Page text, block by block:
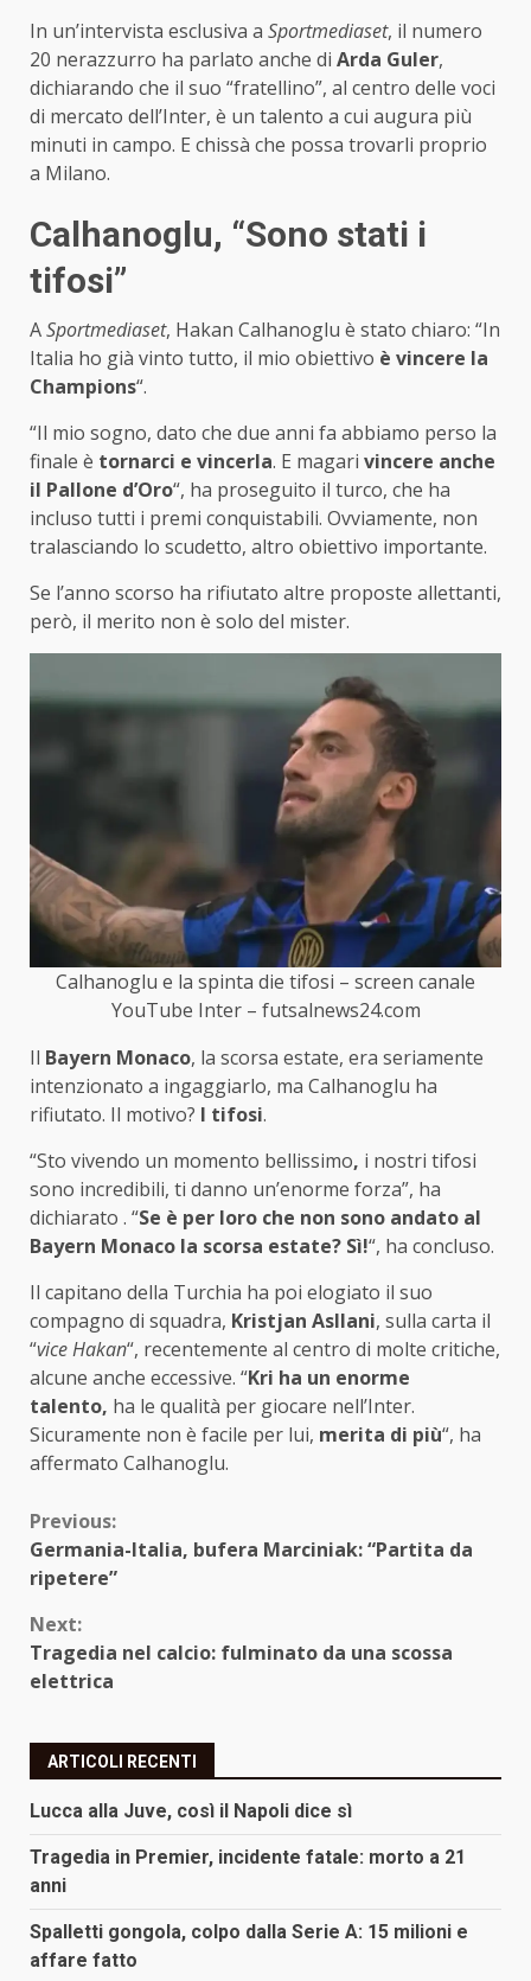
In un’intervista esclusiva a Sportmediaset, il numero
20 nerazzurro ha parlato anche di Arda Guler,
dichiarando che il suo “fratellino”, al centro delle voci
di mercato dell’Inter, è un talento a cui augura più
minuti in campo. E chissà che possa trovarli proprio
a Milano.
Calhanoglu, “Sono stati i
tifosi”
ASportmediaset, Hakan Calhanoglu è stato chiaro: “In
Italia ho già vinto tutto, il mio obiettivo è vincere la
Champions“.
“Il mio sogno, dato che due anni fa abbiamo perso la
finale è tornarci e vincerla. E magari vincere anche
il Pallone d’Oro“, ha proseguito il turco, che ha
incluso tutti i premi conquistabili. Ovviamente, non
tralasciando lo scudetto, altro obiettivo importante.
Se l’anno scorso ha rifiutato altre proposte allettanti,
però, il merito non è solo del mister.
Calhanoglu e la spinta die tifosi – screen canale
YouTube Inter – futsalnews24.com
Il Bayern Monaco, la scorsa estate, era seriamente
intenzionato a ingaggiarlo, ma Calhanoglu ha
rifiutato. Il motivo? I tifosi.
“Sto vivendo un momento bellissimo, i nostri tifosi
sono incredibili, ti danno un’enorme forza”, ha
dichiarato . “Se è per loro che non sono andato al
Bayern Monaco la scorsa estate? Sì!“, ha concluso.
Il capitano della Turchia ha poi elogiato il suo
compagno di squadra, Kristjan Asllani, sulla carta il
“vice Hakan“, recentemente al centro di molte critiche,
alcune anche eccessive. “Kri ha un enorme
talento, ha le qualità per giocare nell’Inter.
Sicuramente non è facile per lui, merita di più“, ha
affermato Calhanoglu.
Continue
Reading
Previous:
Germania-Italia, bufera Marciniak: “Partita da
ripetere”
Next:
Tragedia nel calcio: fulminato da una scossa
elettrica
ARTICOLI RECENTI
Lucca alla Juve, così il Napoli dice sì
Tragedia in Premier, incidente fatale: morto a 21
anni
Spalletti gongola, colpo dalla Serie A: 15 milioni e
affare fatto